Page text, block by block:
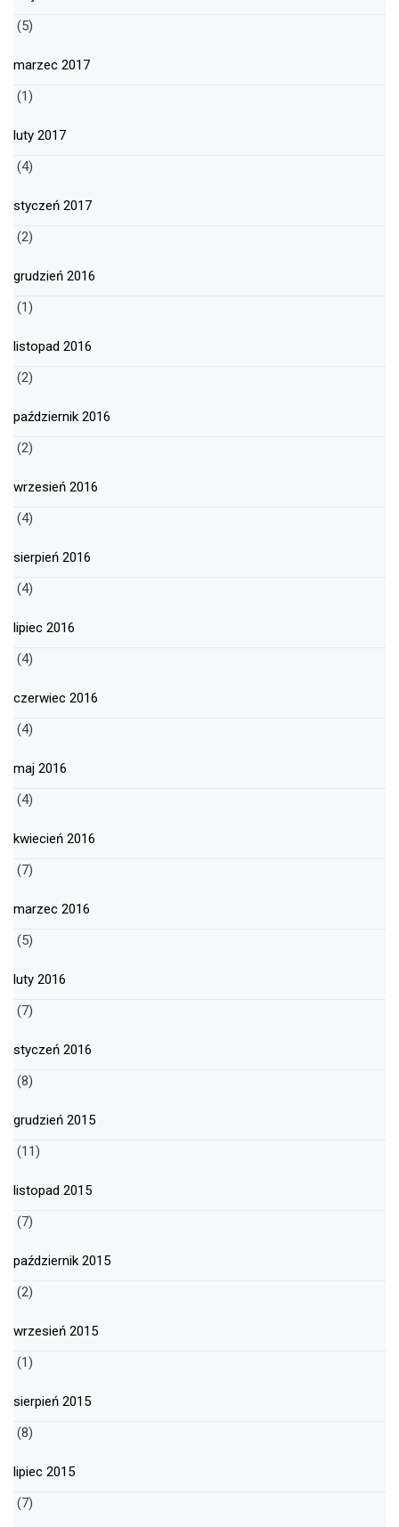
(5)
marzec 2017
(1)
luty 2017
(4)
styczeń 2017
(2)
grudzień 2016
(1)
listopad 2016
(2)
październik 2016
(2)
wrzesień 2016
(4)
sierpień 2016
(4)
lipiec 2016
(4)
czerwiec 2016
(4)
maj 2016
(4)
kwiecień 2016
(7)
marzec 2016
(5)
luty 2016
(7)
styczeń 2016
(8)
grudzień 2015
(11)
listopad 2015
(7)
październik 2015
(2)
wrzesień 2015
(1)
sierpień 2015
(8)
lipiec 2015
(7)